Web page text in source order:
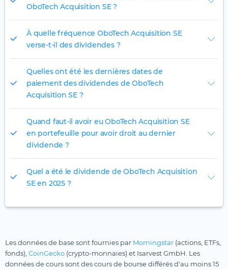
OboTech Acquisition SE ?
À quelle fréquence OboTech Acquisition SE
verse-t-il des dividendes ?
Quelles ont été les dernières dates de
paiement des dividendes de OboTech
Acquisition SE ?
Quand faut-il avoir eu OboTech Acquisition SE
en portefeuille pour avoir droit au dernier
dividende ?
Quel a été le dividende de OboTech Acquisition
SE en 2025 ?
Les données de base sont fournies par Morningstar (actions, ETFs,
fonds), CoinGecko (crypto-monnaies) et Isarvest GmbH. Les
données de cours sont des cours de bourse différés d'au moins 15